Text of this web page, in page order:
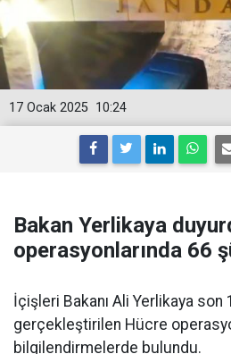
10:24
17 Ocak 2025
Bakan Yerlikaya
operasyonlarında 66
İçişleri Bakanı Ali Yerlikaya
gerçekleştirilen Hücre
bilgilendirmelerde bulundu.